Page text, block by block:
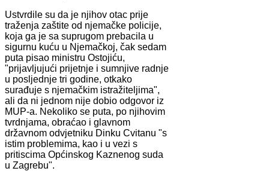
Ustvrdile su da je njihov otac prije
traženja zaštite od njemačke policije,
koja ga je sa suprugom prebacila u
sigurnu kuću u Njemačkoj, čak sedam
puta pisao ministru Ostojiću,
"prijavljujući prijetnje i sumnjive radnje
u posljednje tri godine, otkako
surađuje s njemačkim istražiteljima",
ali da ni jednom nije dobio odgovor iz
MUP-a. Nekoliko se puta, po njihovim
tvrdnjama, obraćao i glavnom
državnom odvjetniku Dinku Cvitanu "s
istim problemima, kao i u vezi s
pritiscima Općinskog Kaznenog suda
u Zagrebu".